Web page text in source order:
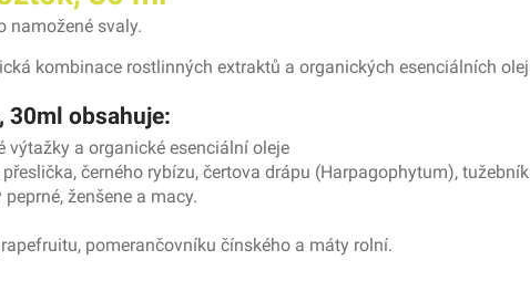
namožené svaly.
kombinace rostlinných extraktů a organických esenciálních
30ml obsahuje:
výtažky a organické esenciální oleje
černého rybízu, čertova drápu (Harpagophytum),
ženšene a macy.
pomerančovníku čínského a máty rolní.